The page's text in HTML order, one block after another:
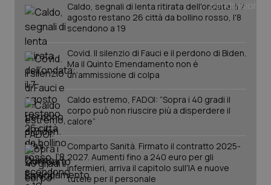
Caldo, segnali di lenta ritirata dell'ondata: il 7
agosto restano 26 città da bollino rosso, l'8
scendono a 19
Covid. Il silenzio di Fauci e il perdono di Biden.
Ma il Quinto Emendamento non è
un’ammissione di colpa
Caldo estremo, FADOI: “Sopra i 40 gradi il
corpo può non riuscire più a disperdere il
calore”
Comparto Sanità. Firmato il contratto 2025-
2027. Aumenti fino a 240 euro per gli
infermieri, arriva il capitolo sull'IA e nuove
tutele per il personale
PHPSESSID
PHP.net
www.quotidianosanita.it